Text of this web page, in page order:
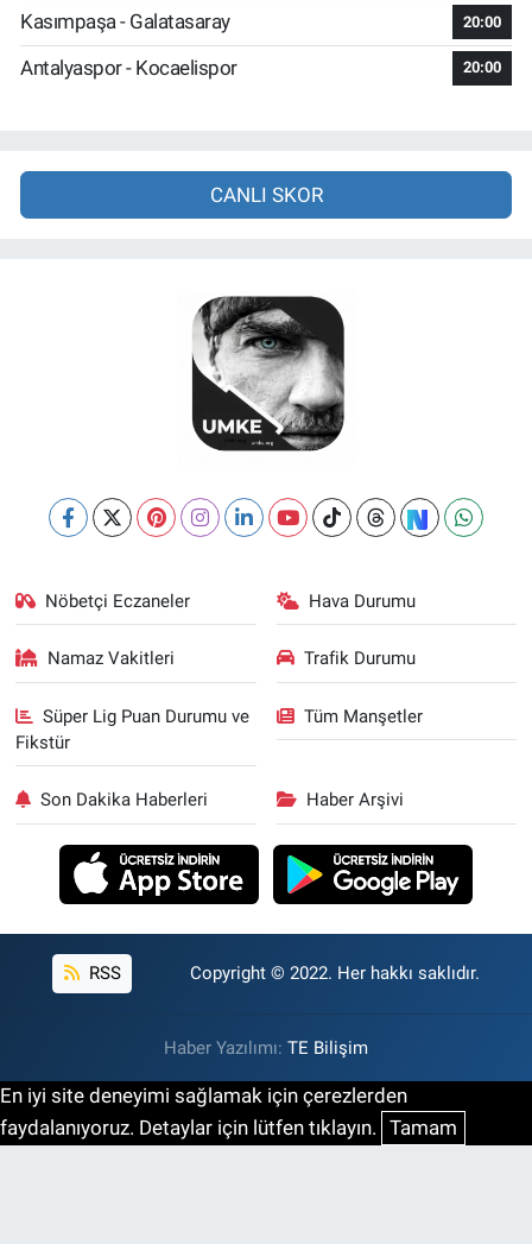
Kasımpaşa - Galatasaray 20:00
Antalyaspor - Kocaelispor 20:00
CANLI SKOR
Nöbetçi Eczaneler Hava Durumu
Namaz Vakitleri Trafik Durumu
Süper Lig Puan Durumu ve
Fikstür
Tüm Manşetler
Son Dakika Haberleri Haber Arşivi
RSS Copyright © 2022. Her hakkı saklıdır.
Haber Yazılımı: TE Bilişim
En iyi site deneyimi sağlamak için çerezlerden
faydalanıyoruz. Detaylar için lütfen tıklayın. Tamam